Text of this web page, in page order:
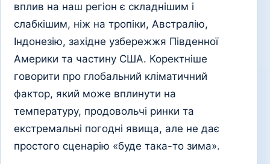
вплив на наш регіон є складнішим і
слабкішим, ніж на тропіки, Австралію,
Індонезію, західне узбережжя Південної
Америки та частину США. Коректніше
говорити про глобальний кліматичний
фактор, який може вплинути на
температуру, продовольчі ринки та
екстремальні погодні явища, але не дає
простого сценарію «буде така-то зима».